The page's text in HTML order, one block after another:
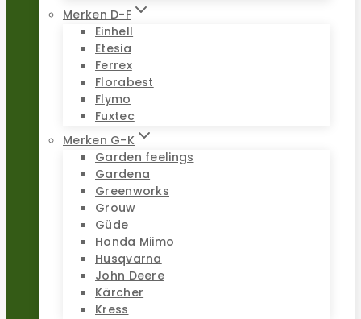
Merken D-F
Einhell
Etesia
Ferrex
Florabest
Flymo
Fuxtec
Merken G-K
Garden feelings
Gardena
Greenworks
Grouw
Güde
Honda Miimo
Husqvarna
John Deere
Kärcher
Kress